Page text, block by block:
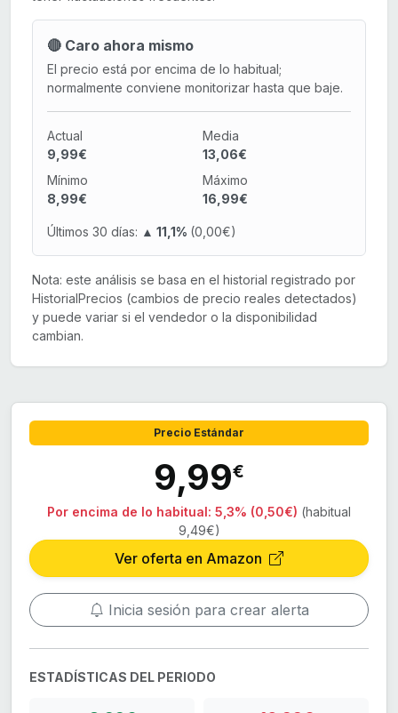
🔴 Caro ahora mismo
El precio está por encima de lo habitual;
normalmente conviene monitorizar hasta que baje.
Actual
9,99€
Media
13,06€
Mínimo
8,99€
Máximo
16,99€
Últimos 30 días: ▲ 11,1% (0,00€)
Nota: este análisis se basa en el historial registrado por
HistorialPrecios (cambios de precio reales detectados)
y puede variar si el vendedor o la disponibilidad
cambian.
Precio Estándar
9,99€
Por encima de lo habitual: 5,3% (0,50€) (habitual
9,49€)
Ver oferta en Amazon
Inicia sesión para crear alerta
ESTADÍSTICAS DEL PERIODO